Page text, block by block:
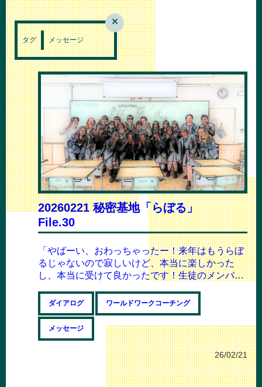
タグ メッセージ
20260221 秘密基地「らぼる」
File.30
「やばーい、おわっちゃったー！来年はもうらぼ
るじゃないので寂しいけど、本当に楽しかった
し、本当に受けて良かったです！生徒のメンバー
ダイアログ ワールドワークコーチング
メッセージ
26/02/21